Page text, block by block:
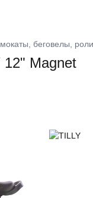
беговелы,
12" Magnet